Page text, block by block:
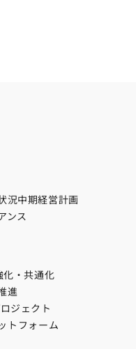
況中期経営計画
ンス
化・共通化
進
ジェクト
トフォーム